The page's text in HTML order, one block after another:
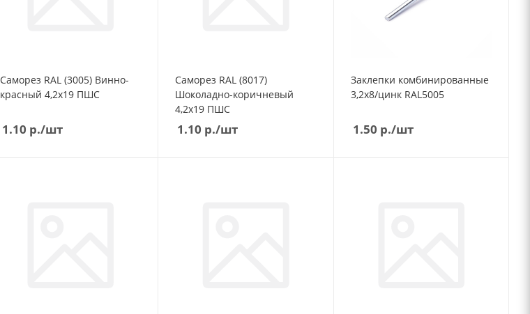
Саморез RAL (3005) Винно-
красный 4,2х19 ПШС
1.10 р./шт
Саморез RAL (8017)
Шоколадно-коричневый
4,2х19 ПШС
1.10 р./шт
Заклепки комбинированные
3,2х8/цинк RAL5005
1.50 р./шт